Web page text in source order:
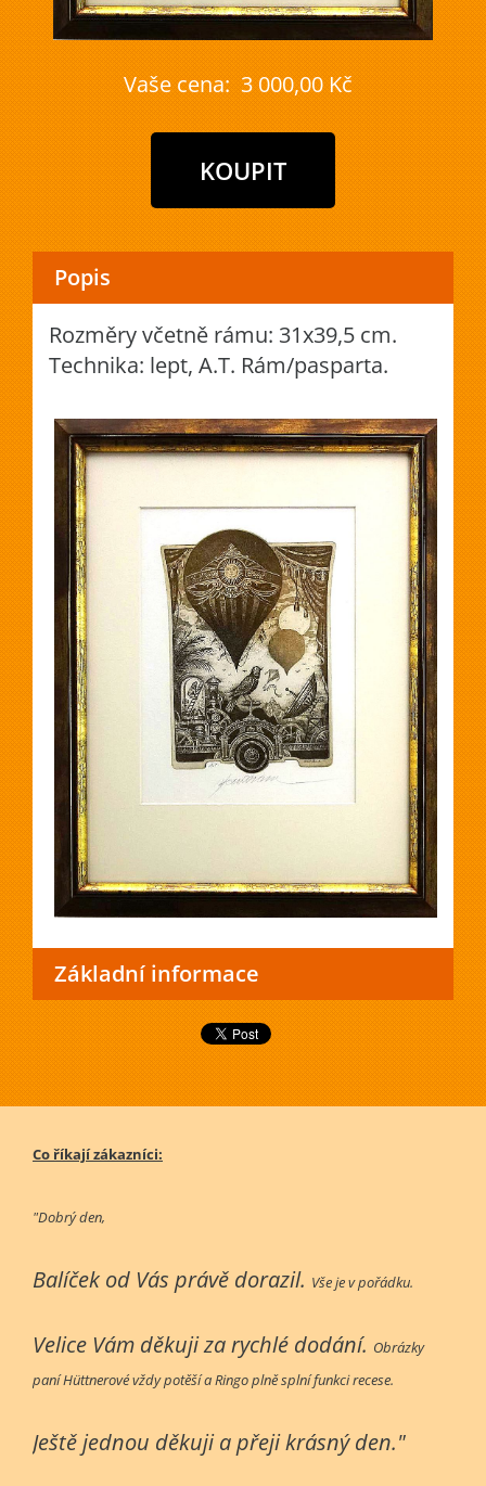
Vaše cena: 3 000,00 Kč
Popis
Rozměry včetně rámu: 31x39,5 cm.
Technika: lept, A.T. Rám/pasparta.
Základní informace
Co říkají zákazníci:
"Dobrý den,
Balíček od Vás právě dorazil. Vše je v pořádku.
Velice Vám děkuji za rychlé dodání. Obrázky
paní Hüttnerové vždy potěší a Ringo plně splní funkci recese.
Ještě jednou děkuji a přeji krásný den."